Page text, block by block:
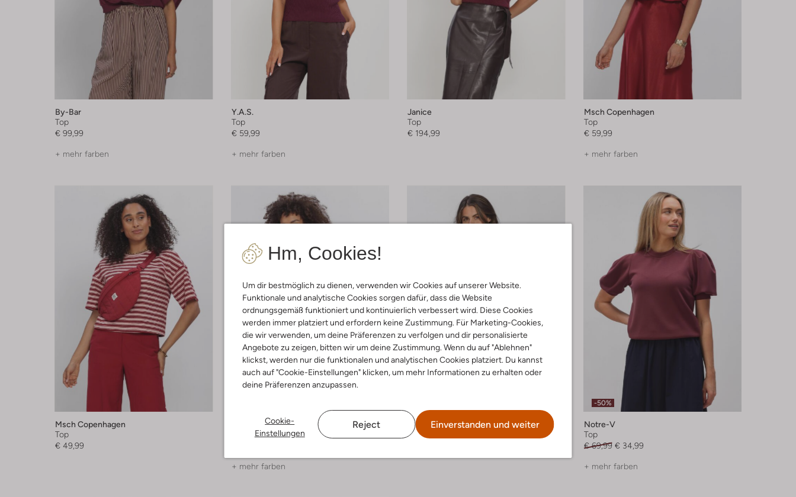
Hm, Cookies!
Um dir bestmöglich zu dienen, verwenden wir Cookies auf unserer Website.
Funktionale und analytische Cookies sorgen dafür, dass die Website
ordnungsgemäß funktioniert und kontinuierlich verbessert wird. Diese Cookies
werden immer platziert und erfordern keine Zustimmung. Für Marketing-Cookies,
die wir verwenden, um deine Präferenzen zu verfolgen und dir personalisierte
Angebote zu zeigen, bitten wir um deine Zustimmung. Wenn du auf "Ablehnen"
klickst, werden nur die funktionalen und analytischen Cookies platziert. Du kannst
auch auf "Cookie-Einstellungen" klicken, um mehr Informationen zu erhalten oder
deine Präferenzen anzupassen.
Cookie-
Einstellungen
Reject Einverstanden und weiter
By-Bar
Top
€ 99,99
+ mehr farben
Y.a.s.
Top
€ 59,99
+ mehr farben
Janice
Top
€ 194,99
Msch Copenhagen
Top
€ 59,99
+ mehr farben
Msch Copenhagen
Top
€ 49,99
Penn & Ink
+ mehr farben
By-Bar
Top
-50%
Notre-V
Top
€ 69,99 € 34,99
+ mehr farben